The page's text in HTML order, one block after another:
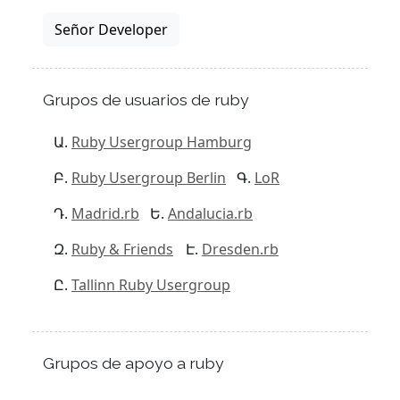
Señor Developer
Grupos de usuarios de ruby
Ruby Usergroup Hamburg
Ruby Usergroup Berlin
LoR
Madrid.rb
Andalucia.rb
Ruby & Friends
Dresden.rb
Tallinn Ruby Usergroup
Grupos de apoyo a ruby